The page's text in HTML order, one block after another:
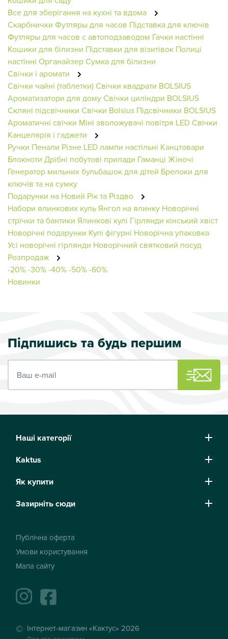
Все для зберігання на кухні та вдома
Скарбнички Футляры для часов Підставка для ключів
Футляры для часов с автоподзаводом Гачки настінні
Кошики для білизни Підставки для візитівок Полиці
настінні ОрганайзерСумка для білизни
Свічки і аромати
Свічки чайні (таблетки)Свічки квадрати BOLSIUS
Ароматизатори для домуСвічки циліндри BOLSIUS
Скляні підсвічники Свічки Bolsius Підсвічники BOLSIUS
Ароматичні свічки Міні зволожувачі повітря LED Свічки
Канцелярія і гаджети
Ручки Пенали Різне LED лампи настільні Канцтовари
Блокноти Дрібні побутові прилади Гаманці Жіночі
Генератор мильних бульбашок для дітей Брелоки для
ключів та на сумку
Подарунки на Новий Рік та Різдво
Набори ялинкових куль Янгол на ялинку Новорічні
стрічки та бантики Ялинкові кулі Гірлянди кінський хвіст
Новорічні подарунки Кулі фігурні Новорічна упаковка
Усі новорічні гірлянди Новорічний святковий посуд
Розпродаж
-20%-30%-40%-50%-60%
Новинки
Підпишись та будь першим
Наші категорії
Kaktus
Як купити
Зазирніть сюди
Публічна оферта
Умови користування
Мапа сайту
instagramfacebook
Інтернет-магазин «Кактус» 2026